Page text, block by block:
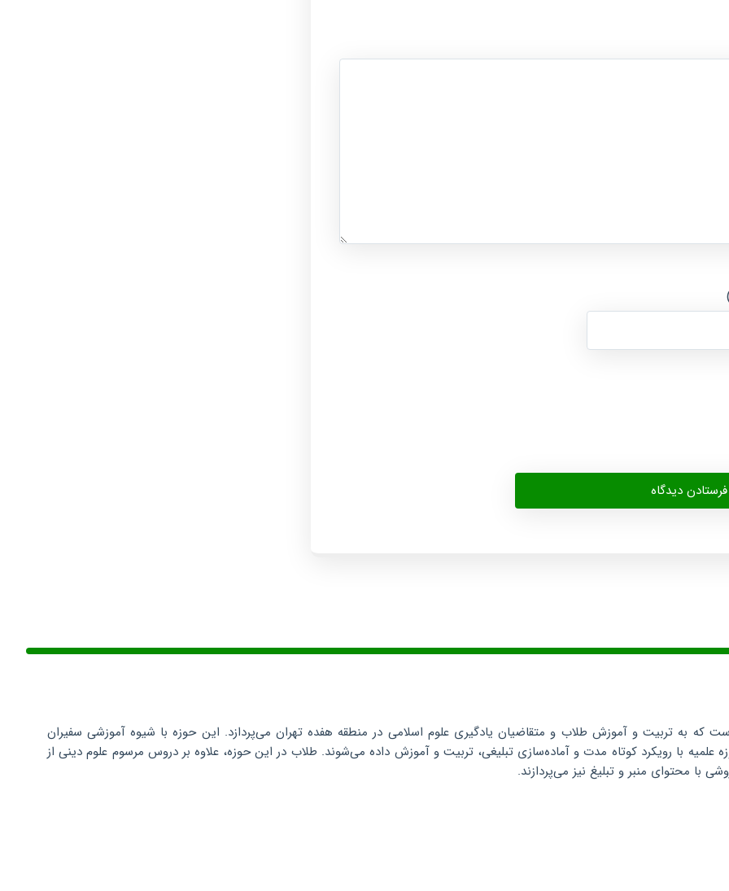
که به تربیت و آموزش طلاب و متقاضیان یادگیری علوم اسلامی در منطقه هفده تهران می‌پردازد. این حوزه با شیوه آموزشی سفیران
با رویکرد کوتاه مدت و آماده‌سازی تبلیغی، تربیت و آموزش داده می‌شوند. طلاب در این حوزه، علاوه بر دروس مرسوم علوم دینی از
با محتوای منبر و تبلیغ نیز می‌پردازند.